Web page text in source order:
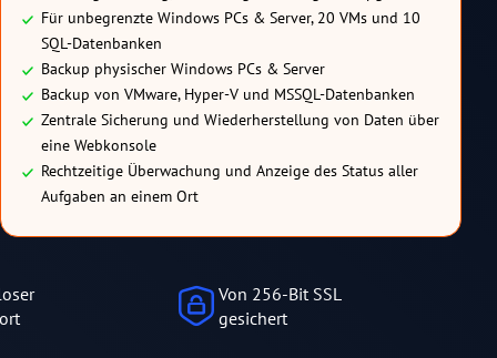
Für unbegrenzte Windows PCs & Server, 20 VMs und 10
SQL-Datenbanken
Backup physischer Windows PCs & Server
Backup von VMware, Hyper-V und MSSQL-Datenbanken
Zentrale Sicherung und Wiederherstellung von Daten über
eine Webkonsole
Rechtzeitige Überwachung und Anzeige des Status aller
Aufgaben an einem Ort
Von 256-Bit SSL
gesichert